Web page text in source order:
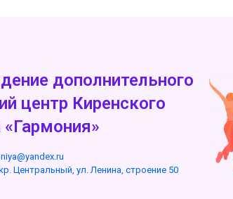
дополнительного
центр Киренского
«Гармония»
Центральный, ул. Ленина, строение 50